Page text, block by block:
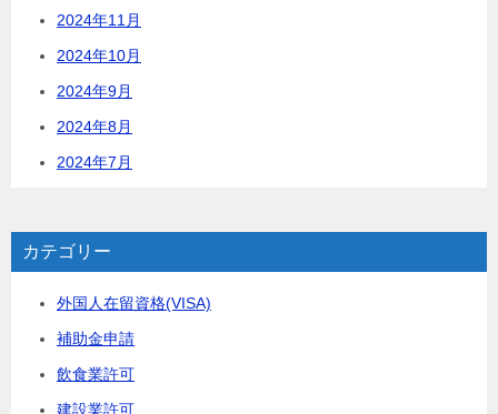
2024年11月
2024年10月
2024年9月
2024年8月
2024年7月
カテゴリー
外国人在留資格(VISA)
補助金申請
飲食業許可
建設業許可